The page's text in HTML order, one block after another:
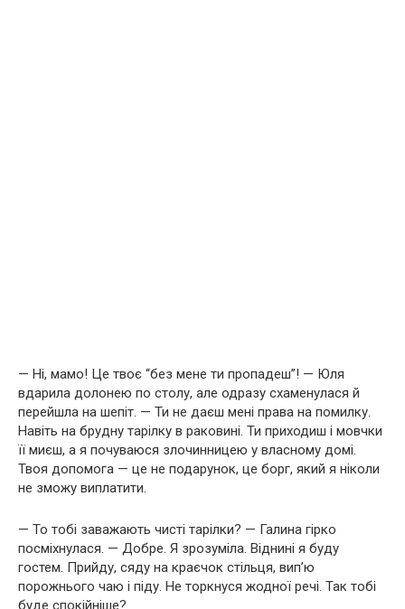
— Ні, мамо! Це твоє “без мене ти пропадеш”! — Юля
вдарила долонею по столу, але одразу схаменулася й
перейшла на шепіт. — Ти не даєш мені права на помилку.
Навіть на брудну тарілку в раковині. Ти приходиш і мовчки
її миєш, а я почуваюся злочинницею у власному домі.
Твоя допомога — це не подарунок, це борг, який я ніколи
не зможу виплатити.
— То тобі заважають чисті тарілки? — Галина гірко
посміхнулася. — Добре. Я зрозуміла. Віднині я буду
гостем. Прийду, сяду на краєчок стільця, вип’ю
порожнього чаю і піду. Не торкнуся жодної речі. Так тобі
буде спокійніше?